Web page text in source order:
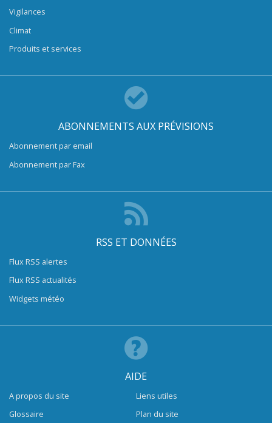
Vigilances
Climat
Produits et services
ABONNEMENTS AUX PRÉVISIONS
Abonnement par email
Abonnement par Fax
RSS ET DONNÉES
Flux RSS alertes
Flux RSS actualités
Widgets météo
AIDE
A propos du site
Glossaire
Liens utiles
Plan du site